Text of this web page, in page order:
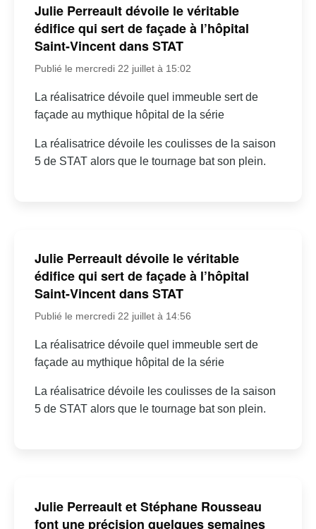
Julie Perreault dévoile le véritable
édifice qui sert de façade à l’hôpital
Saint-Vincent dans STAT
Publié le mercredi 22 juillet à 15:02
La réalisatrice dévoile quel immeuble sert de
façade au mythique hôpital de la série
La réalisatrice dévoile les coulisses de la saison
5 de STAT alors que le tournage bat son plein.
Julie Perreault dévoile le véritable
édifice qui sert de façade à l’hôpital
Saint-Vincent dans STAT
Publié le mercredi 22 juillet à 14:56
La réalisatrice dévoile quel immeuble sert de
façade au mythique hôpital de la série
La réalisatrice dévoile les coulisses de la saison
5 de STAT alors que le tournage bat son plein.
Julie Perreault et Stéphane Rousseau
font une précision quelques semaines